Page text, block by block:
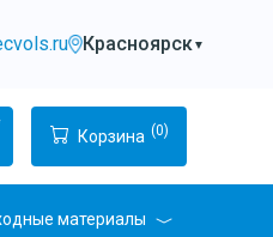
Красноярск▼
Корзина (0)
материалы